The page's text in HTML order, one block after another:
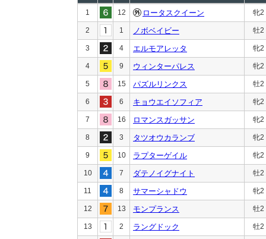
1 12 ロータスクイーン 牝2
2 1 ノボベイビー 牡2
3 4 エルモアレッタ 牝2
4 9 ウィンターパレス 牝2
5 15 パズルリンクス 牡2
6 6 キョウエイソフィア 牝2
7 16 ロマンスガッサン 牝2
8 3 タツオウカランブ 牝2
9 10 ラプターゲイル 牝2
10 7 ダテノイグナイト 牡2
11 8 サマーシャドウ 牝2
12 13 モンプランス 牡2
13 2 ラングドック 牡2